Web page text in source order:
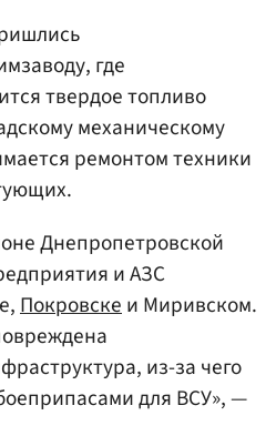
где
твердое топливо
механическому
ремонтом техники
Днепропетровской
и АЗС
Покровскеи Миривском.
из-за чего
для ВСУ», —